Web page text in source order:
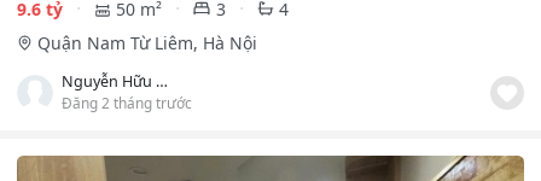
9.6 tỷ
50 m² 3
4
Quận Nam Từ Liêm, Hà Nội
Nguyễn Hữu Thuận
Đăng 2 tháng trước